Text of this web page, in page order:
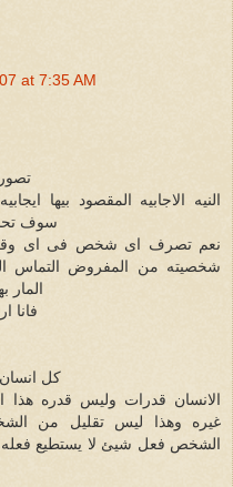
at 7:35 AM
-
سوف
شخصيته من المفروض التماس
المار
فانا
-كل
الانسان قدرات وليس قدره
غيره وهذا ليس تقليل من
الشخص فعل شيئ لا يستطيع